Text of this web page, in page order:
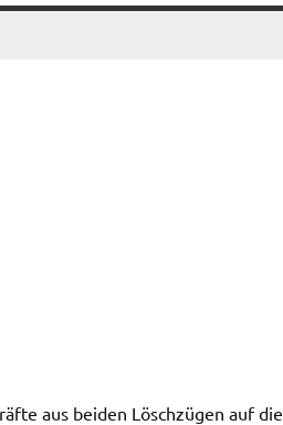
aus beiden Löschzügen auf die